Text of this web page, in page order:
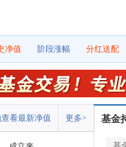
净值 阶段涨幅 分红送配
更多>
看最新净值 基金